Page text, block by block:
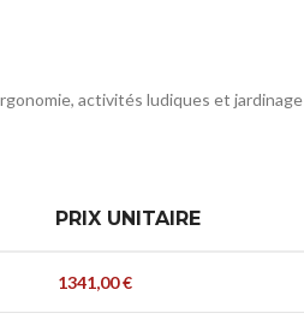
activités ludiques et jardinage
PRIX UNITAIRE
1341,00€